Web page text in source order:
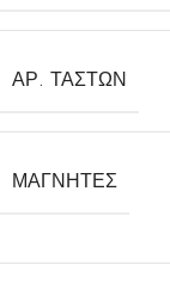
ΑΡ. ΤΆΣΤΩΝ
ΜΑΓΝΉΤΕΣ